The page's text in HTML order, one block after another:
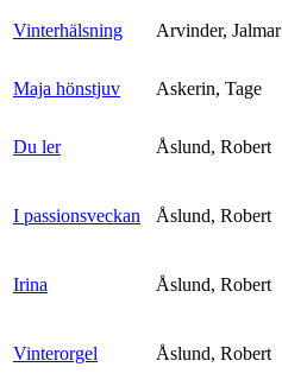
Vinterhälsning Arvinder, Jalmar
Maja hönstjuv
Askerin, Tage
Du ler Åslund, Robert
I passionsveckan Åslund, Robert
Irina Åslund, Robert
Vinterorgel Åslund, Robert